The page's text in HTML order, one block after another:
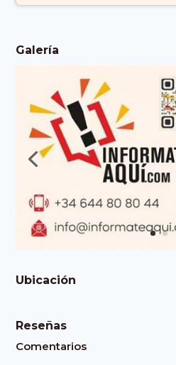
Galería
Ubicación
Reseñas
Comentarios